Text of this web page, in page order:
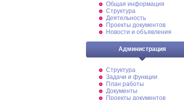
Общая информация
Структура
Деятельность
Проекты документов
Новости и объявления
Администрация
Структура
Задачи и функции
План работы
Документы
Проекты документов